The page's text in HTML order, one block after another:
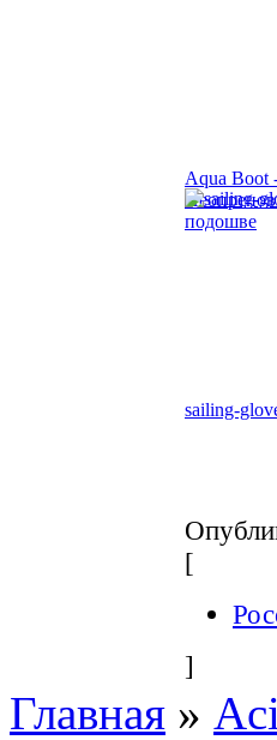
Aqua Boot
подошве
sailing-
[
]
Главная »